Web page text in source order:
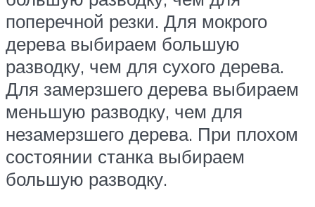
поперечной резки. Для мокрого
дерева выбираем большую
разводку, чем для сухого дерева.
Для замерзшего дерева выбираем
меньшую разводку, чем для
незамерзшего дерева. При плохом
состоянии станка выбираем
большую разводку.